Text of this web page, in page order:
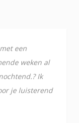
een
weken al
Ik
je luisterend